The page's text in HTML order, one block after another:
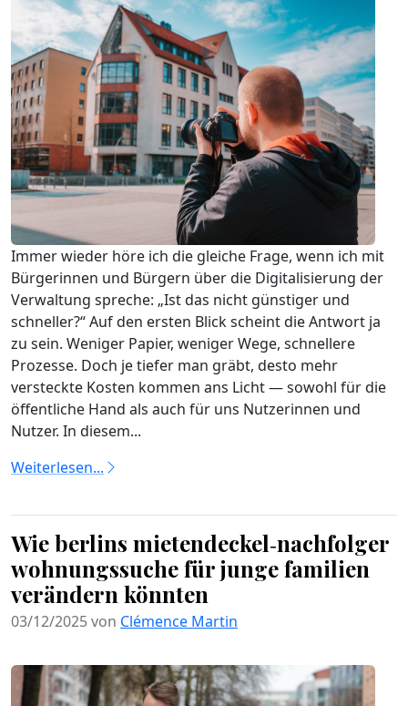
Immer wieder höre ich die gleiche Frage, wenn ich mit
Bürgerinnen und Bürgern über die Digitalisierung der
Verwaltung spreche: „Ist das nicht günstiger und
schneller?“ Auf den ersten Blick scheint die Antwort ja
zu sein. Weniger Papier, weniger Wege, schnellere
Prozesse. Doch je tiefer man gräbt, desto mehr
versteckte Kosten kommen ans Licht — sowohl für die
öffentliche Hand als auch für uns Nutzerinnen und
Nutzer. In diesem...
Weiterlesen...
Wie berlins mietendeckel‑nachfolger
wohnungssuche für junge familien
verändern könnten
03/12/2025 von Clémence Martin